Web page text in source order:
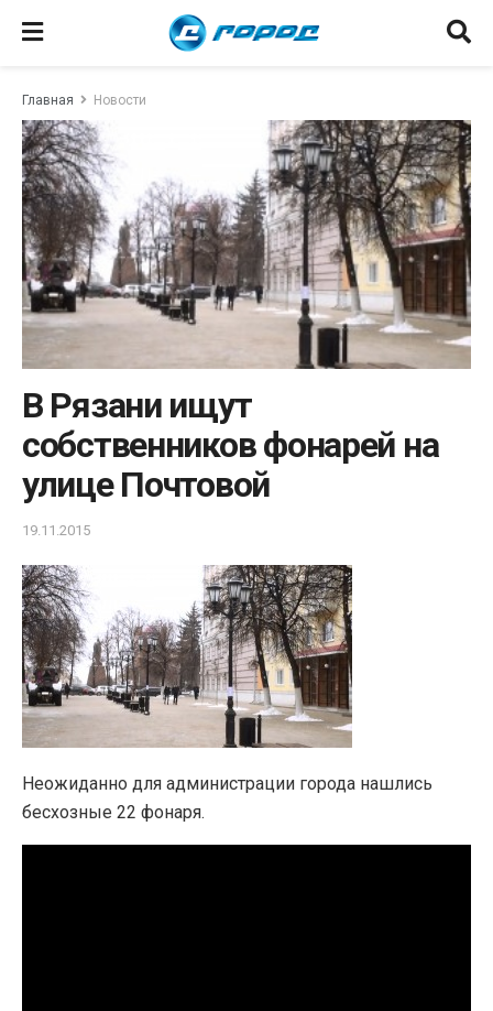
Главная Новости
В Рязани ищут
собственников фонарей на
улице Почтовой
19.11.2015
Неожиданно для администрации города нашлись
бесхозные 22 фонаря.